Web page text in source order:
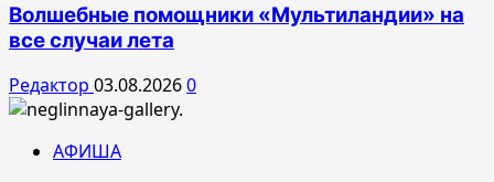
Волшебные помощники «Мультиландии» на
все случаи лета
Редактор 03.08.20260
АФИША